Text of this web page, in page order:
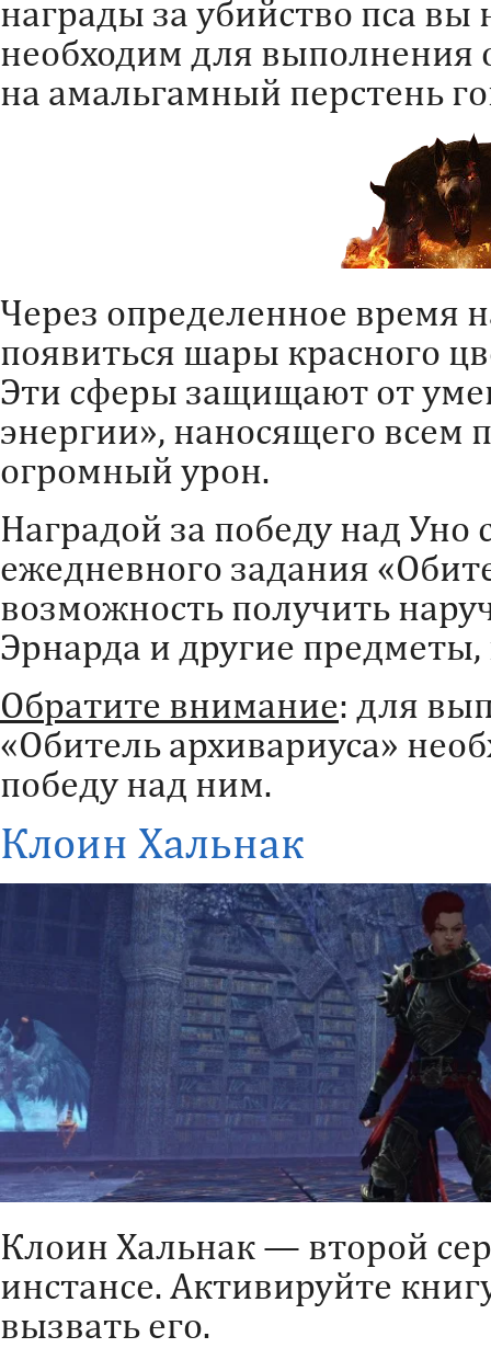
награды за убийство пса вы
необходим для выполнения
на амальгамный перстень
Через определенное время
появиться шары красного
Эти сферы защищают от
энергии», наносящего всем
огромный урон.
Наградой за победу над
ежедневного задания
возможность получить
Эрнарда и другие
Обратите внимание: для
«Обитель архивариуса»
победу над ним.
Клоин Хальнак
Клоин Хальнак — второй
инстансе. Активируйте
вызвать его.